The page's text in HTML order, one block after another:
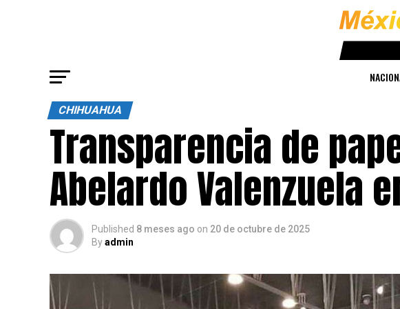
CHIHUAHUA
Transparencia de
Abelardo Valenzuela
Published 8 meses ago on 20 de octubre de 2025
Byadmin